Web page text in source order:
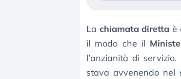
La chiamata diretta è
il modo che il
l’anzianità di
stava avvenendo nel